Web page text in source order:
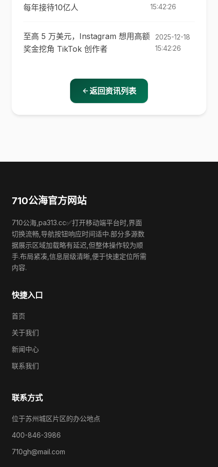
每年接待10亿人
15:42:26
至高 5 万美元，Instagram 想用高额
奖金挖角 TikTok 创作者
2025-12-18
15:42:26
返回资讯列表
710公海官方网站
710公海,pa313.cc✅打开移动端平台时,界面
切换流畅,导航按钮响应时间适中.部分多源数
据展示区域加载略有延迟,但整体操作较为顺
手.布局紧凑,信息层级清晰,便于快速定位所需
内容.
快捷入口
首页
关于我们
新闻中心
联系我们
联系方式
位于苏州城区片区的办公地点
400-846-3986
710gh@mail.com